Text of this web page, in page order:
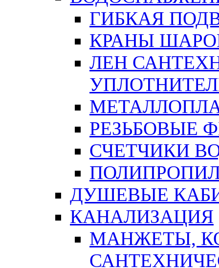
ГИБКАЯ
КРАНЫ
ЛЕН
РЕЗЬБОВЫЕ
СЧЕТЧИКИ
ДУШЕВЫЕ
КАНАЛИЗАЦИЯ
МАНЖЕТЫ,